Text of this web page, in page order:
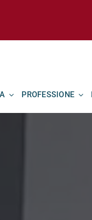
PROFESSIONE